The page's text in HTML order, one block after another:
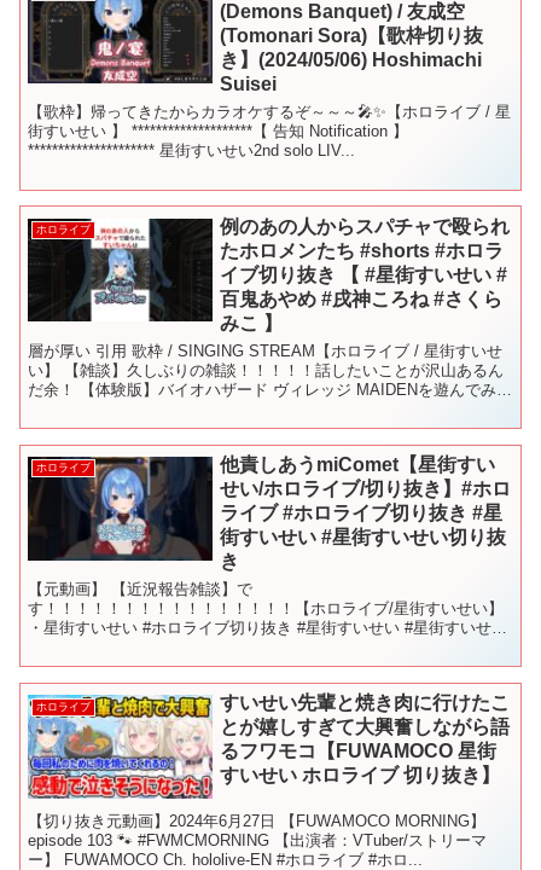
(Demons Banquet) / 友成空
(Tomonari Sora)【歌枠切り抜
き】(2024/05/06) Hoshimachi
Suisei
【歌枠】帰ってきたからカラオケするぞ～～～🎤✨【ホロライブ / 星
街すいせい 】 ********************【 告知 Notification 】
********************* 星街すいせい2nd solo LIV...
ホロライブ
例のあの人からスパチャで殴られ
たホロメンたち #shorts #ホロラ
イブ切り抜き 【 #星街すいせい #
百鬼あやめ #戌神ころね #さくら
みこ 】
層が厚い 引用 歌枠 / SINGING STREAM【ホロライブ / 星街すいせ
い】 【雑談】久しぶりの雑談！！！！！話したいことが沢山あるん
だ余！ 【体験版】バイオハザード ヴィレッジ MAIDENを遊んでみ
ホロライブ
他責しあうmiComet【星街すい
せい/ホロライブ/切り抜き】#ホロ
ライブ #ホロライブ切り抜き #星
街すいせい #星街すいせい切り抜
き
【元動画】 【近況報告雑談】で
す！！！！！！！！！！！！！！！！【ホロライブ/星街すいせい】
・星街すいせい #ホロライブ切り抜き #星街すいせい #星街すいせい
ホロライブ
すいせい先輩と焼き肉に行けたこ
とが嬉しすぎて大興奮しながら語
るフワモコ【FUWAMOCO 星街
すいせい ホロライブ 切り抜き】
【切り抜き元動画】2024年6月27日 【FUWAMOCO MORNING】
episode 103 🐾 #FWMCMORNING 【出演者：VTuber/ストリーマ
ー】 FUWAMOCO Ch. hololive-EN #ホロライブ #ホロ...